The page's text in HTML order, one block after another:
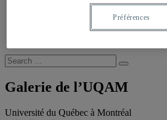
Floor plans
Search
for:
Search
Galerie de l’UQAM
Université du Québec à Montréal
Préférences